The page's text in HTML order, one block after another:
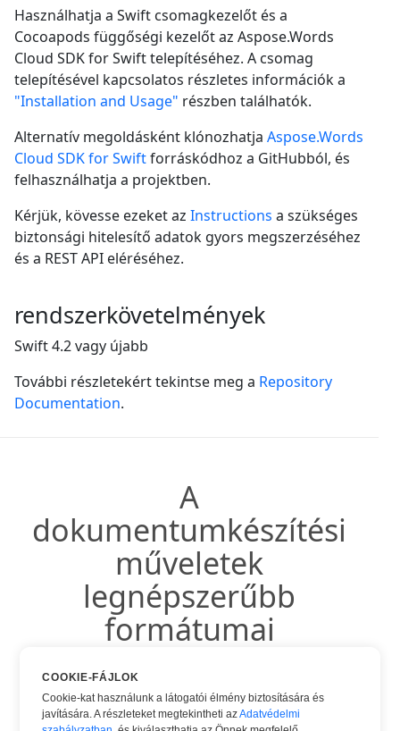
Használhatja a Swift csomagkezelőt és a
Cocoapods függőségi kezelőt az Aspose.Words
Cloud SDK for Swift telepítéséhez. A csomag
telepítésével kapcsolatos részletes információk a
"Installation and Usage" részben találhatók.
Alternatív megoldásként klónozhatja Aspose.Words
Cloud SDK for Swiftforráskódhoz a GitHubból, és
felhasználhatja a projektben.
Kérjük, kövesse ezeket az Instructions a szükséges
biztonsági hitelesítő adatok gyors megszerzéséhez
és a REST API eléréséhez.
rendszerkövetelmények
Swift 4.2 vagy újabb
További részletekért tekintse meg a Repository
Documentation.
A
dokumentumkészítési
műveletek
legnépszerűbb
formátumai
Készíts HTML
COOKIE-FÁJLOK
Cookie-kat használunk a látogatói élmény biztosítására és
javítására. A részleteket megtekintheti azAdatvédelmi